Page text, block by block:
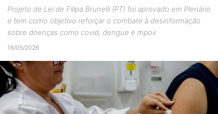
Projeto de Lei de Filipa Brunelli (PT) foi aprovado em Plenário
e tem como objetivo reforçar o combate à desinformação
sobre doenças como covid, dengue e mpox
16/05/2026